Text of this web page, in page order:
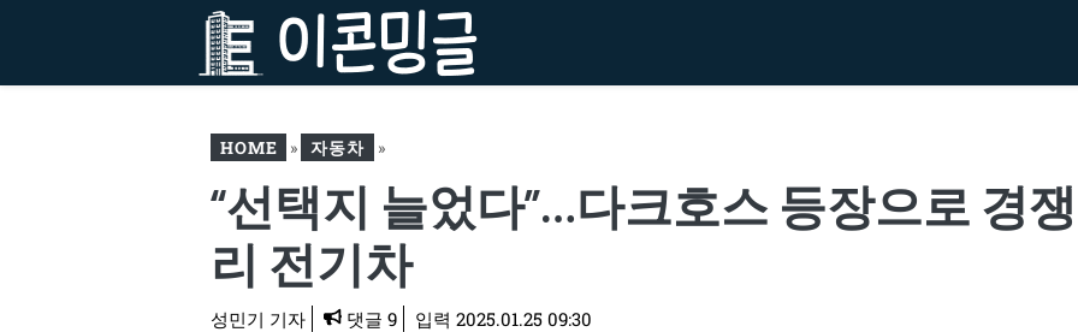
HOME » 자동차 »
“선택지 늘었다”…다크호스
등장으로 경쟁 치열해진 장
거리 전기차
“선택지 늘었다”…다크호스 등장으로 경
리 전기차
성민기 기자 댓글 9 입력 2025.01.25 09:30